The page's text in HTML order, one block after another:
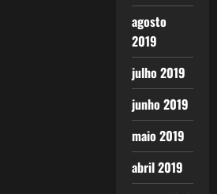
agosto
2019
julho 2019
junho 2019
maio 2019
abril 2019